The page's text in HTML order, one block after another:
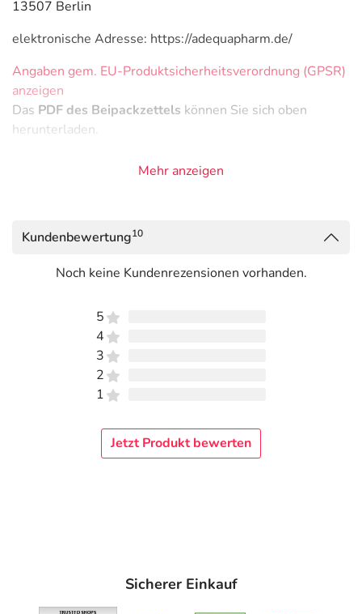
13507 Berlin
elektronische Adresse: https://adequapharm.de/
Angaben gem. EU-Produktsicherheitsverordnung (GPSR)
anzeigen
Das PDF des Beipackzettels können Sie sich oben
herunterladen.
Mehr anzeigen
Kundenbewertung10
Noch keine Kundenrezensionen vorhanden.
5
4
3
2
1
Jetzt Produkt bewerten
Sicherer Einkauf